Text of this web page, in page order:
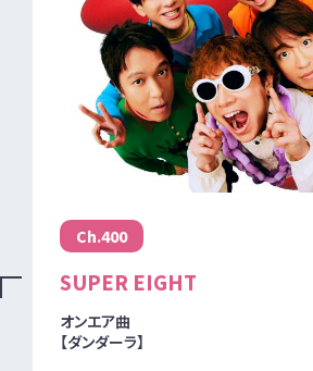
Ch.400
SUPER EIGHT
オンエア曲
【ダンダーラ】